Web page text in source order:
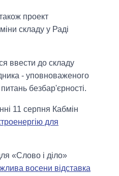
проект
складу у Раді
ввести до складу
- уповноваженого
безбар'єрності.
11 серпня Кабмін
для
«Слово і діло»
восени відставка